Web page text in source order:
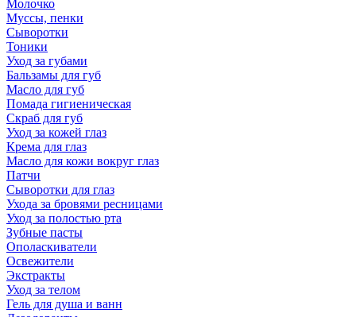
Молочко
Муссы, пенки
Сыворотки
Тоники
Уход за губами
Бальзамы для губ
Масло для губ
Помада гигиеническая
Скраб для губ
Уход за кожей глаз
Крема для глаз
Масло для кожи вокруг глаз
Патчи
Сыворотки для глаз
Ухода за бровями ресницами
Уход за полостью рта
Зубные пасты
Ополаскиватели
Освежители
Экстракты
Уход за телом
Гель для душа и ванн